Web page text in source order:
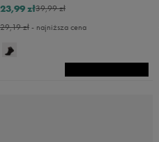
39,99 zł
23,99 zł
29,19 zł- najniższa cena